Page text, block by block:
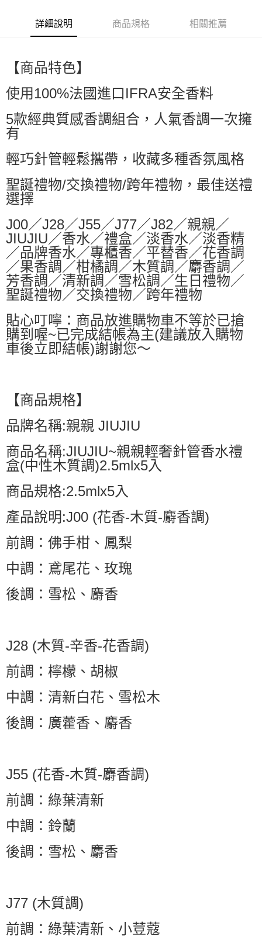
每筆NT$60，滿NT$499(含以上)免運費
每筆NT$60，滿NT$499(含以上)免運費
付款後萊爾富取貨
7-11取貨付款
付款後7-11取貨
每筆NT$60，滿NT$499(含以上)免運費
黑貓宅配
每筆NT$80，滿NT$799(含以上)免運費
宅配
每筆NT$80，滿NT$799(含以上)免運費
詳細說明 商品規格 相關推薦
【商品特色】
使用100%法國進口IFRA安全香料
5款經典質感香調組合，人氣香調一次擁
有
輕巧針管輕鬆攜帶，收藏多種香氛風格
聖誕禮物/交換禮物/跨年禮物，最佳送禮
選擇
J00／J28／J55／J77／J82／親親／
JIUJIU／香水／禮盒／淡香水／淡香精
／品牌香水／專櫃香／平替香／花香調
／果香調／柑橘調／木質調／麝香調／
芳香調／清新調／雪松調／生日禮物／
聖誕禮物／交換禮物／跨年禮物
貼心叮嚀：商品放進購物車不等於已搶
購到喔~已完成結帳為主(建議放入購物
車後立即結帳)謝謝您～
【商品規格】
品牌名稱:親親 JIUJIU
商品名稱:JIUJIU~親親輕奢針管香水禮
盒(中性木質調)2.5mlx5入
商品規格:2.5mlx5入
產品說明:J00 (花香-木質-麝香調)
前調：佛手柑、鳳梨
中調：鳶尾花、玫瑰
後調：雪松、麝香
J28 (木質-辛香-花香調)
前調：檸檬、胡椒
中調：清新白花、雪松木
後調：廣藿香、麝香
J55 (花香-木質-麝香調)
前調：綠葉清新
中調：鈴蘭
後調：雪松、麝香
J77 (木質調)
前調：綠葉清新、小荳蔻